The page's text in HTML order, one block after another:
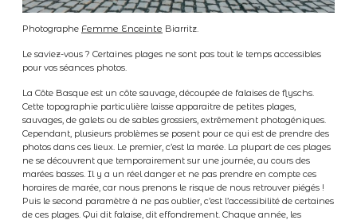
Photographe Femme Enceinte Biarritz.
Le saviez-vous ? Certaines plages ne sont pas tout le temps accessibles
pour vos séances photos.
La Côte Basque est un côte sauvage, découpée de falaises de flyschs.
Cette topographie particulière laisse apparaitre de petites plages,
sauvages, de galets ou de sables grossiers, extrêmement photogéniques.
Cependant, plusieurs problèmes se posent pour ce qui est de prendre des
photos dans ces lieux. Le premier, c’est la marée. La plupart de ces plages
ne se découvrent que temporairement sur une journée, au cours des
marées basses. Il y a un réel danger et ne pas prendre en compte ces
horaires de marée, car nous prenons le risque de nous retrouver piégés !
Puis le second paramètre à ne pas oublier, c’est l’accessibilité de certaines
de ces plages. Qui dit falaise, dit effondrement. Chaque année, les